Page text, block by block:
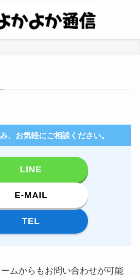
、お気軽にご相談ください。
LINE
E-MAIL
TEL
ムからもお問い合わせが可能